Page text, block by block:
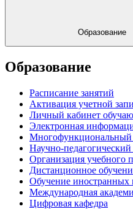
Образование
Образование
Расписание занятий
Активация учетной
Личный кабинет
Электронная
Научно-педагогический
Организация учебного
Дистанционное
Обучение иностранных
Международная
Цифровая кафедра